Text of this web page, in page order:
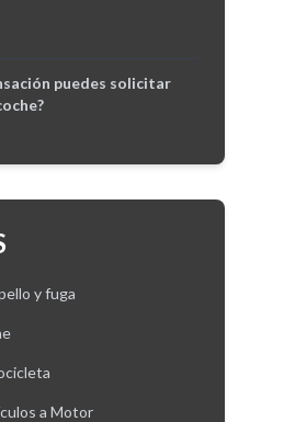
puedes solicitar
y fuga
a Motor